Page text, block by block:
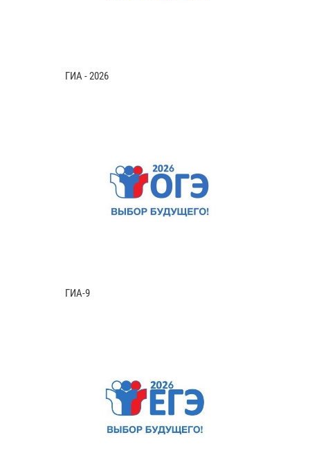
ГИА - 2026
ГИА-9